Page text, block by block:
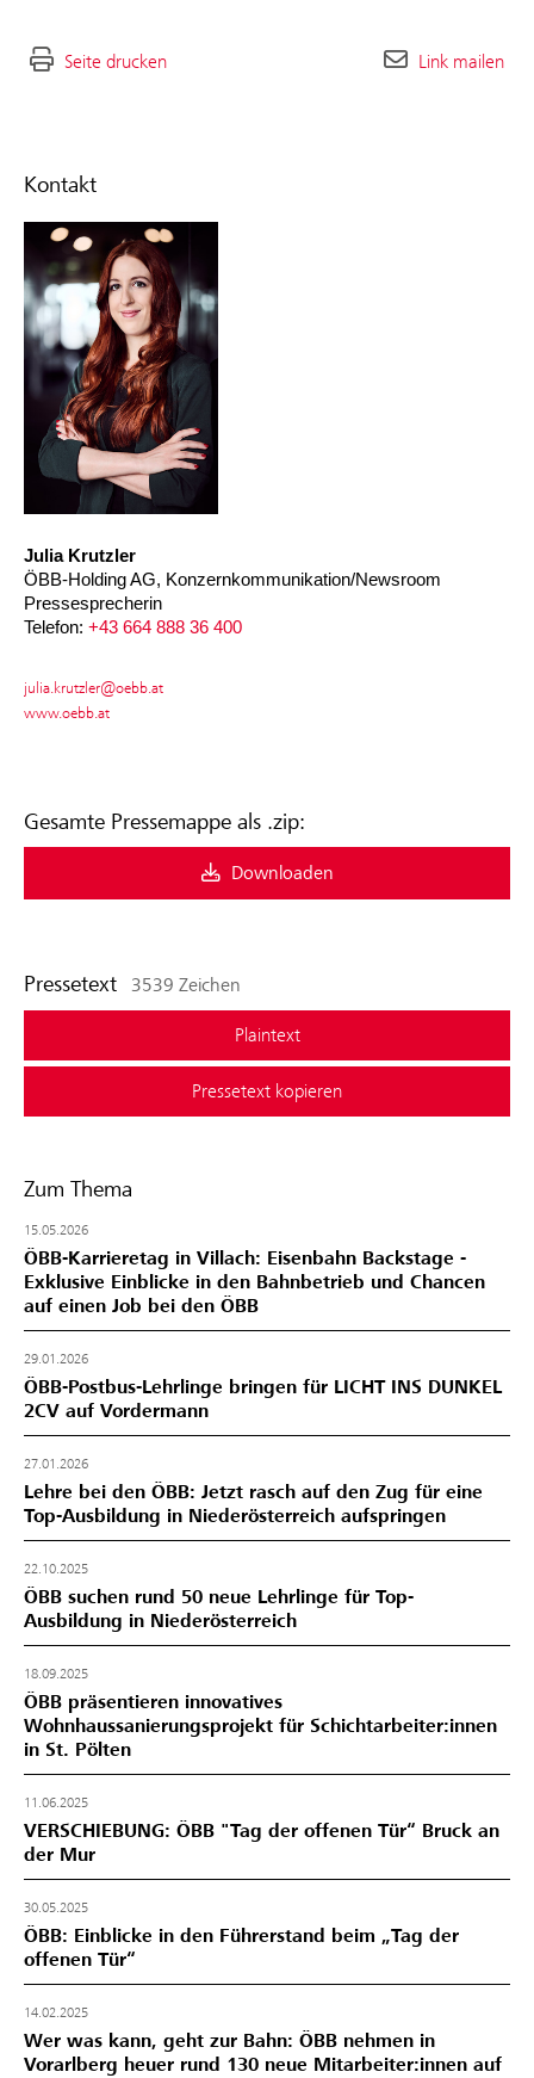
Kontakt
Julia Krutzler
ÖBB-Holding AG, Konzernkommunikation/Newsroom
Pressesprecherin
Telefon: +43 664 888 36 400
julia.krutzler@oebb.at
www.oebb.at
Gesamte Pressemappe als .zip:
Downloaden
Pressetext 3539 Zeichen
Plaintext
Pressetext kopieren
Zum Thema
15.05.2026
ÖBB-Karrieretag in Villach: Eisenbahn Backstage -
Exklusive Einblicke in den Bahnbetrieb und Chancen
auf einen Job bei den ÖBB
29.01.2026
ÖBB-Postbus-Lehrlinge bringen für LICHT INS DUNKEL
2CV auf Vordermann
27.01.2026
Lehre bei den ÖBB: Jetzt rasch auf den Zug für eine
Top-Ausbildung in Niederösterreich aufspringen
22.10.2025
ÖBB suchen rund 50 neue Lehrlinge für Top-
Ausbildung in Niederösterreich
18.09.2025
ÖBB präsentieren innovatives
Wohnhaussanierungsprojekt für Schichtarbeiter:innen
in St. Pölten
11.06.2025
VERSCHIEBUNG: ÖBB "Tag der offenen Tür“ Bruck an
der Mur
30.05.2025
ÖBB: Einblicke in den Führerstand beim „Tag der
offenen Tür“
14.02.2025
Wer was kann, geht zur Bahn: ÖBB nehmen in
Vorarlberg heuer rund 130 neue Mitarbeiter:innen auf
Seite drucken Link mailen